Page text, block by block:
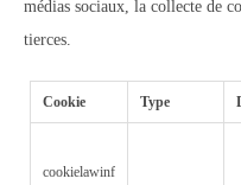
médias sociaux, la collecte de
tierces.
Cookie Type
cookielawinf